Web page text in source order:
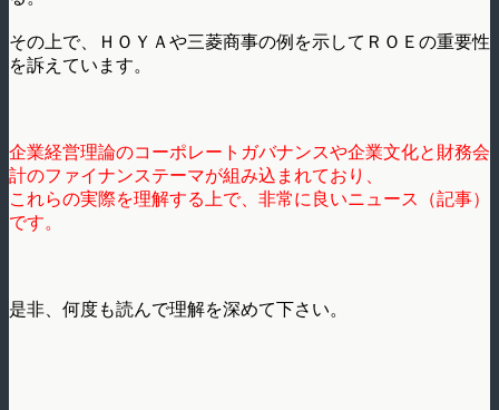
その上で、ＨＯＹＡや三菱商事の例を示してＲＯＥの重要性
を訴えています。
企業経営理論のコーポレートガバナンスや企業文化と財務会
計のファイナンステーマが組み込まれており、
これらの実際を理解する上で、非常に良いニュース（記事）
です。
是非、何度も読んで理解を深めて下さい。